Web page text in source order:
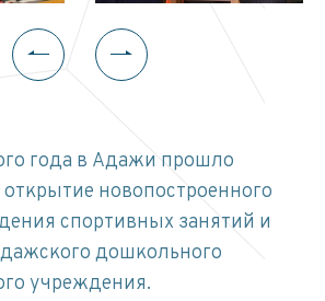
года в Адажи прошло
новопостроенного
спортивных занятий и
дошкольного
учреждения.